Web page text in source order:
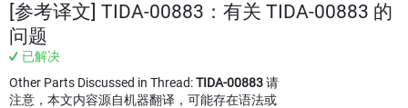
[参考译文] TIDA-00883：有关 TIDA-00883 的
问题
已解决
Other Parts Discussed in Thread:TIDA-00883请
注意，本文内容源自机器翻译，可能存在语法或